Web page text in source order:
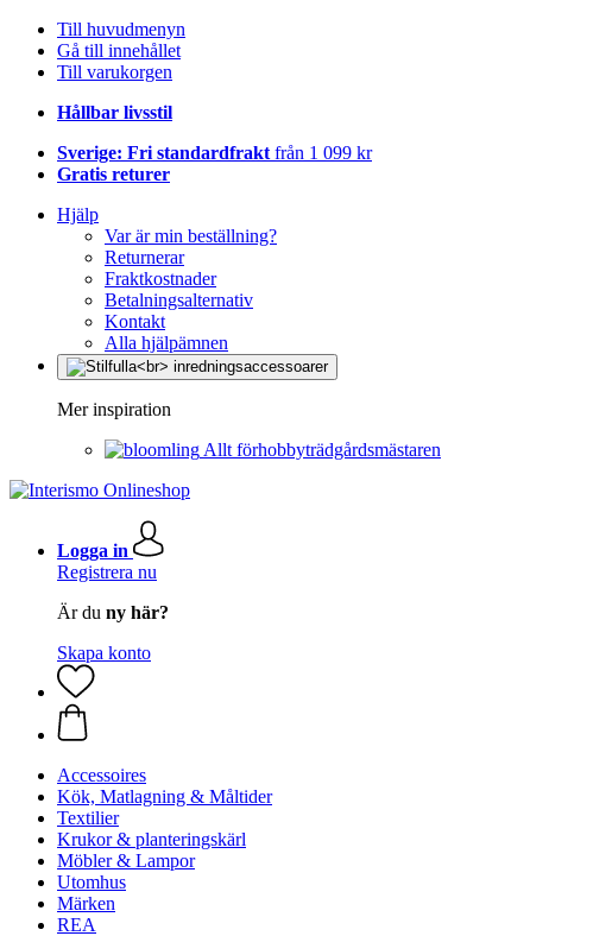
Till huvudmenyn
Gå till innehållet
Till varukorgen
Hållbar livsstil
Sverige: Fri standardfrakt från 1 099 kr
Gratis returer
Hjälp
Var är min beställning?
Returnerar
Fraktkostnader
Betalningsalternativ
Kontakt
Alla hjälpämnen
Mer inspiration
Allt förhobbyträdgårdsmästaren
Logga in
Registrera nu
Är du ny här?
Skapa konto
Accessoires
Kök, Matlagning & Måltider
Textilier
Krukor & planteringskärl
Möbler & Lampor
Utomhus
Märken
REA